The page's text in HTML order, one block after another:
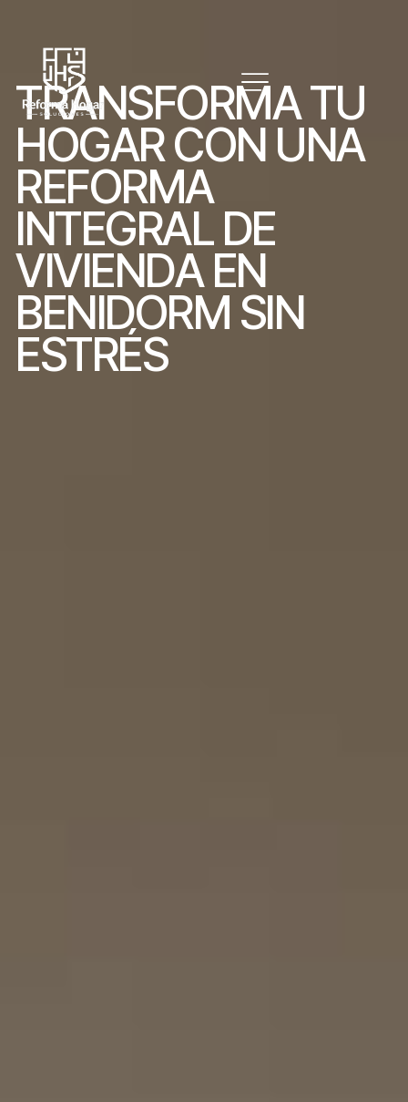
TRANSFORMATU
HOGARCON UNA
REFORMA
INTEGRAL DE
VIVIENDA EN
BENIDORM SIN
ESTRÉS